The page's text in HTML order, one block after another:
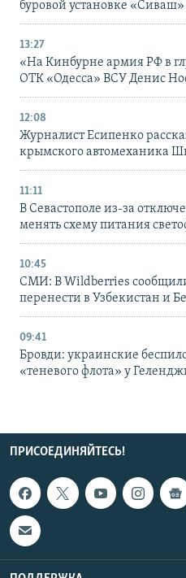
буровой установке
13:27
«На Кинбурне армия РФ в
ОТК «Одесса» ВСУ Денис
12:08
Журналист Есипенко
крымского автомеханика
11:11
В Севастополе из-за
менять схему питания
10:45
СМИ: В Wildberries
перенести в Узбекистан и
09:41
Бровди: украинские
«теневого флота» у
ПРИСОЕДИНЯЙТЕСЬ!